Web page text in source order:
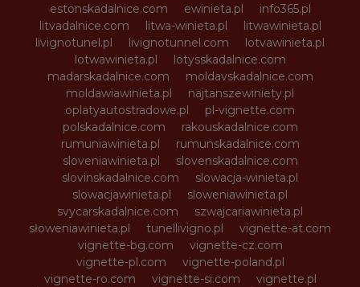
estonskadalnice.com
ewinieta.pl
info365.pl
litvadalnice.com
litwa-winieta.pl
litwawinieta.pl
livignotunel.pl
livignotunnel.com
lotvawinieta.pl
lotwawinieta.pl
lotysskadalnice.com
madarskadalnice.com
moldavskadalnice.com
moldawiawinieta.pl
najtanszewiniety.pl
oplatyautostradowe.pl
pl-vignette.com
polskadalnice.com
rakouskadalnice.com
rumuniawinieta.pl
rumunskadalnice.com
sloveniawinieta.pl
slovenskadalnice.com
slovinskadalnice.com
slowacja-winieta.pl
slowacjawinieta.pl
sloweniawinieta.pl
svycarskadalnice.com
szwajcariawinieta.pl
słoweniawinieta.pl
tunellivigno.pl
vignette-at.com
vignette-bg.com
vignette-cz.com
vignette-pl.com
vignette-poland.pl
vignette-ro.com
vignette-si.com
vignette.pl